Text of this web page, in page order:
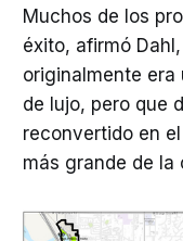
Muchos de los
éxito, afirmó
originalmente era
de lujo, pero que
reconvertido en
más grande de la